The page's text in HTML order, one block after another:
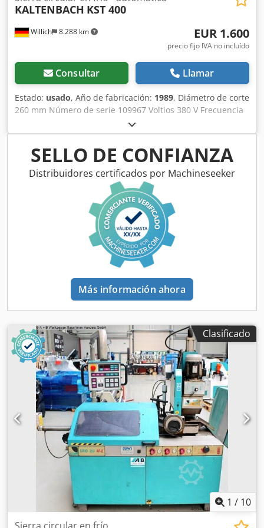
Willich 8.288 km
KALTENBACH KST 400
EUR 1.600
precio fijo IVA no incluído
Consultar Llamar
Estado: usado, Año de fabricación: 1989, Diámetro de corte
260 mm Número de serie 109967 Voltios 380 V Frecuencia
50 Hz Crsdpfx Aispxri Uo Tof Peso de la máquina aprox.
500 t Inglete
SELLO DE CONFIANZA
Distribuidores certificados por Machineseeker
Más información ahora
Clasificado
1 / 10